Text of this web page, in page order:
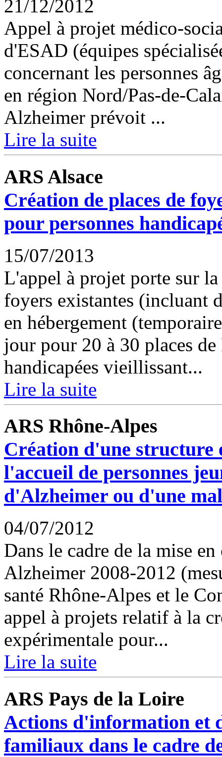
21/12/2012
Appel à projet médico-
d'ESAD (équipes
concernant les personnes
en région Nord/Pas-de-
Alzheimer prévoit ...
Lire la suite
ARS Alsace
Création de places de
pour personnes
15/07/2013
L'appel à projet porte sur
foyers existantes (incluant
en hébergement
jour pour 20 à 30 places
handicapées vieillissant...
Lire la suite
ARS Rhône-Alpes
Création d'une structure
l'accueil de personnes
d'Alzheimer ou d'une
04/07/2012
Dans le cadre de la mise
Alzheimer 2008-2012
santé Rhône-Alpes et le
appel à projets relatif à la
expérimentale pour...
Lire la suite
ARS Pays de la Loire
Actions d'information et
familiaux dans le cadre